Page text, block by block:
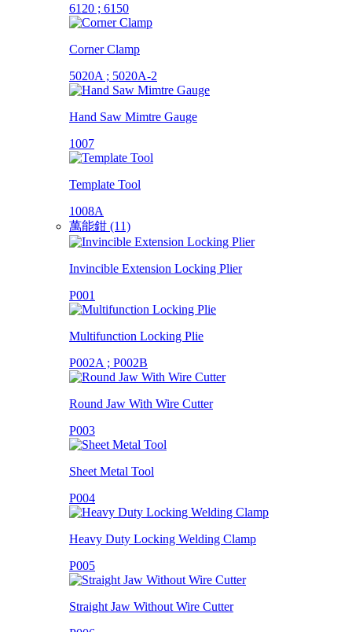
6120 ; 6150
Corner Clamp
5020A ; 5020A-2
Hand Saw Mimtre Gauge
1007
Template Tool
1008A
萬能鉗 (11)
Invincible Extension Locking Plier
P001
Multifunction Locking Plie
P002A ; P002B
Round Jaw With Wire Cutter
P003
Sheet Metal Tool
P004
Heavy Duty Locking Welding Clamp
P005
Straight Jaw Without Wire Cutter